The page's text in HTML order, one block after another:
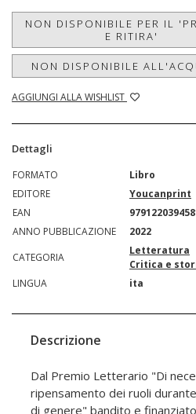
NON DISPONIBILE PER IL
E RITIRA'
NON DISPONIBILE
AGGIUNGI ALLA WISHLIST
Dettagli
FORMATO
Libro
EDITORE
Youcanprint
EAN
ANNO PUBBLICAZIONE
2022
CATEGORIA
Letteratura
Critica e
LINGUA
ita
Descrizione
Dal Premio Letterario "Di
ripensamento dei ruoli
di genere" bandito e